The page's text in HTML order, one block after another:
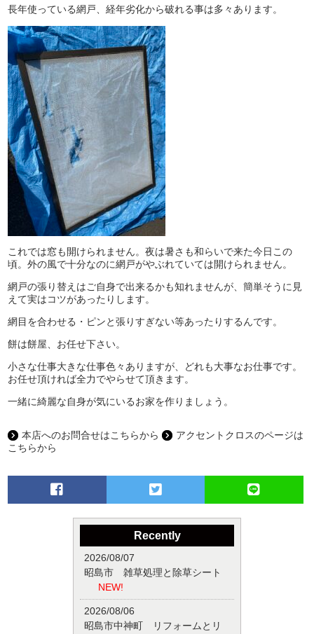
長年使っている網戸、経年劣化から破れる事は多々あります。
これでは窓も開けられません。夜は暑さも和らいで来た今日この
頃。外の風で十分なのに網戸がやぶれていては開けられません。
網戸の張り替えはご自身で出来るかも知れませんが、簡単そうに見
えて実はコツがあったりします。
網目を合わせる・ピンと張りすぎない等あったりするんです。
餅は餅屋、お任せ下さい。
小さな仕事大きな仕事色々ありますが、どれも大事なお仕事です。
お任せ頂ければ全力でやらせて頂きます。
一緒に綺麗な自身が気にいるお家を作りましょう。
本店へのお問合せはこちらから
アクセントクロスのページは
こちらから
Recently
2026/08/07
昭島市 雑草処理と除草シート
NEW!
2026/08/06
昭島市中神町 リフォームとリ